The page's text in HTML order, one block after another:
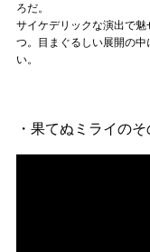
ろだ。
サイケデリックな演出で
つ。目まぐるしい展開の
い。
・果てぬミライの